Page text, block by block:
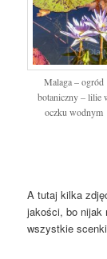
Malaga – ogród
botaniczny – lilie
oczku wodnym
A tutaj kilka
jakości, bo nijak
wszystkie